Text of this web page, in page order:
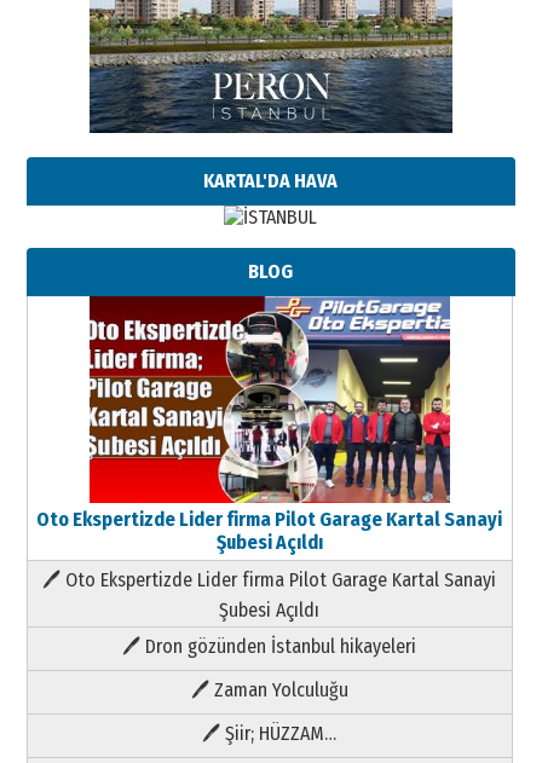
KARTAL'DA HAVA
BLOG
Oto Ekspertizde Lider firma Pilot Garage Kartal Sanayi
Şubesi Açıldı
🖊 Oto Ekspertizde Lider firma Pilot Garage Kartal Sanayi
Şubesi Açıldı
🖊 Dron gözünden İstanbul hikayeleri
🖊 Zaman Yolculuğu
🖊 Şiir; HÜZZAM…